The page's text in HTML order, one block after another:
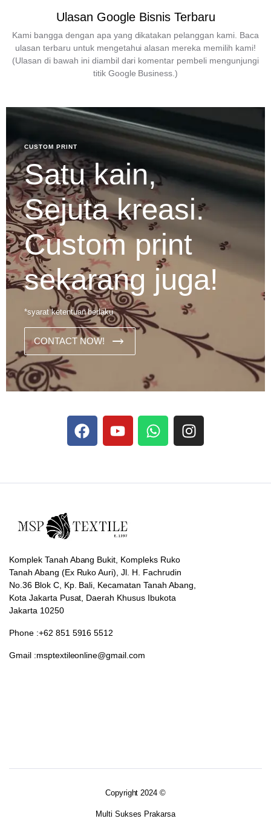
Ulasan Google Bisnis Terbaru
Kami bangga dengan apa yang dikatakan pelanggan kami. Baca
ulasan terbaru untuk mengetahui alasan mereka memilih kami!
(Ulasan di bawah ini diambil dari komentar pembeli mengunjungi
titik Google Business.)
CUSTOM PRINT
Satu kain,
Sejuta kreasi.
Custom print
sekarang juga!
*syarat ketentuan berlaku
CONTACT NOW!
francophones.
Komplek Tanah Abang Bukit, Kompleks Ruko
Tanah Abang (Ex Ruko Auri), Jl. H. Fachrudin
No.36 Blok C, Kp. Bali, Kecamatan Tanah Abang,
Kota Jakarta Pusat, Daerah Khusus Ibukota
Jakarta 10250
Phone :+62 851 5916 5512
Gmail :msptextileonline@gmail.com
Copyright 2024 ©
Multi Sukses Prakarsa